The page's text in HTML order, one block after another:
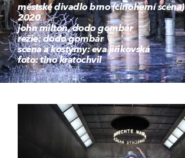
městské divadlo brno (činoherní scéna)
2020
john milton, dodo gombár
režie: dodo gombár
scéna a kostýmy: eva jiřikovská
foto: tino kratochvil